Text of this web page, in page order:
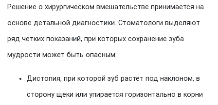
Решение о хирургическом вмешательстве принимается на
основе детальной диагностики. Стоматологи выделяют
ряд четких показаний, при которых сохранение зуба
мудрости может быть опасным:
Дистопия, при которой зуб растет под наклоном, в
сторону щеки или упирается горизонтально в корни